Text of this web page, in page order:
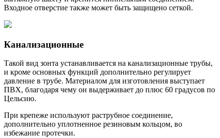
Входное отверстие также может быть защищено сеткой.
Канализационные
Такой вид зонта устанавливается на канализационные трубы,
и кроме основных функций дополнительно регулирует
давление в трубе. Материалом для изготовления выступает
ПВХ, благодаря чему он выдерживает до плюс 60 градусов по
Цельсию.
При крепеже используют раструбное соединение,
дополнительно уплотненное резиновым кольцом, во
избежание протечки.